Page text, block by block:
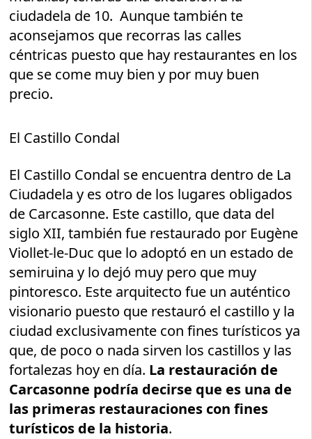
ciudadela de 10. Aunque también te
aconsejamos que recorras las calles
céntricas puesto que hay restaurantes en los
que se come muy bien y por muy buen
precio.
El Castillo Condal
El Castillo Condal se encuentra dentro de La
Ciudadela y es otro de los lugares obligados
de Carcasonne. Este castillo, que data del
siglo XII, también fue restaurado por Eugène
Viollet-le-Duc que lo adoptó en un estado de
semiruina y lo dejó muy pero que muy
pintoresco. Este arquitecto fue un auténtico
visionario puesto que restauró el castillo y la
ciudad exclusivamente con fines turísticos ya
que, de poco o nada sirven los castillos y las
fortalezas hoy en día. La restauración de
Carcasonne podría decirse que es una de
las primeras restauraciones con fines
turísticos de la historia.